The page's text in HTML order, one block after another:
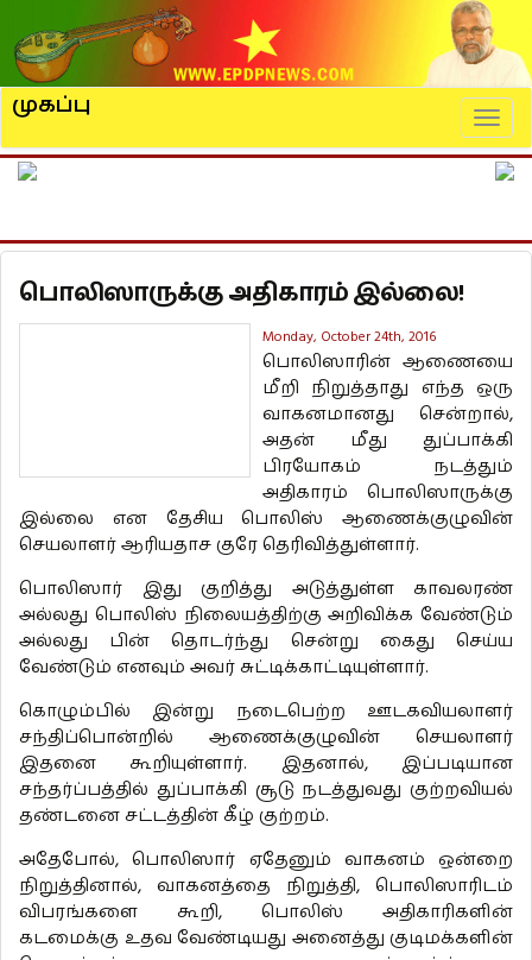
முகப்பு
பொலிஸாருக்கு அதிகாரம் இல்லை!
Monday, October 24th, 2016
பொலிஸாரின் ஆணையை
மீறி நிறுத்தாது எந்த ஒரு
வாகனமானது சென்றால்,
அதன் மீது துப்பாக்கி
பிரயோகம் நடத்தும்
அதிகாரம் பொலிஸாருக்கு
இல்லை என தேசிய பொலிஸ் ஆணைக்குழுவின்
செயலாளர் ஆரியதாச குரே தெரிவித்துள்ளார்.
பொலிஸார் இது குறித்து அடுத்துள்ள காவலரண்
அல்லது பொலிஸ் நிலையத்திற்கு அறிவிக்க வேண்டும்
அல்லது பின் தொடர்ந்து சென்று கைது செய்ய
வேண்டும் எனவும் அவர் சுட்டிக்காட்டியுள்ளார்.
கொழும்பில் இன்று நடைபெற்ற ஊடகவியலாளர்
சந்திப்பொன்றில் ஆணைக்குழுவின் செயலாளர்
இதனை கூறியுள்ளார். இதனால், இப்படியான
சந்தர்ப்பத்தில் துப்பாக்கி சூடு நடத்துவது குற்றவியல்
தண்டனை சட்டத்தின் கீழ் குற்றம்.
அதேபோல், பொலிஸார் ஏதேனும் வாகனம் ஒன்றை
நிறுத்தினால், வாகனத்தை நிறுத்தி, பொலிஸாரிடம்
விபரங்களை கூறி, பொலிஸ் அதிகாரிகளின்
கடமைக்கு உதவ வேண்டியது அனைத்து குடிமக்களின்